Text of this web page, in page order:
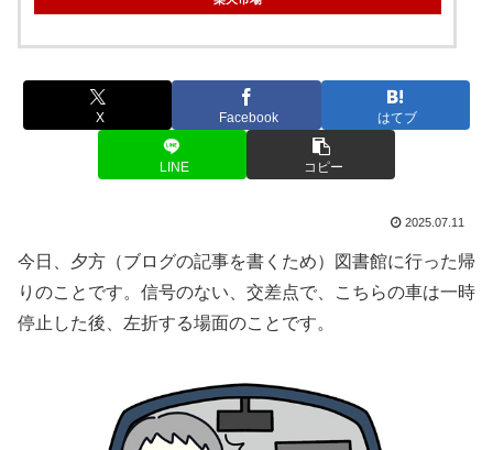
X Facebook はてブ
LINE コピー
2025.07.11
今日、夕方（ブログの記事を書くため）図書館に行った帰
りのことです。信号のない、交差点で、こちらの車は一時
停止した後、左折する場面のことです。